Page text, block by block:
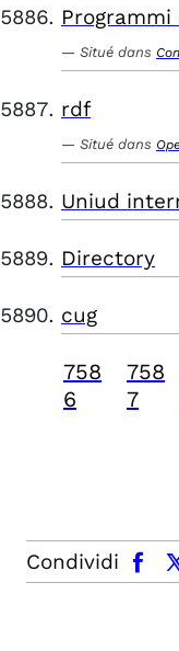
Situé dans
rdf
Situé dans
Uniud
Directory
cug
758
6
758
7
Condividi
facebook